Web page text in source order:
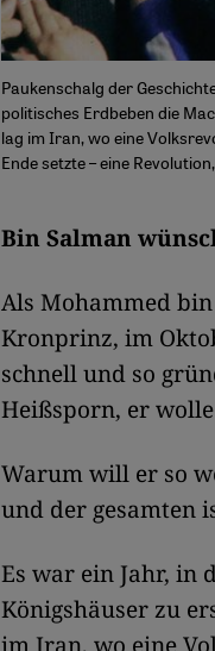
Paukenschalg der
politisches Erdbeben die
lag im Iran, wo eine
Ende setzte – eine
Bin Salman
Als Mohammed
Kronprinz, im
schnell und so
Heißsporn, er
Warum will er so
und der gesamten
Es war ein Jahr, in
Königshäuser zu
im Iran, wo eine